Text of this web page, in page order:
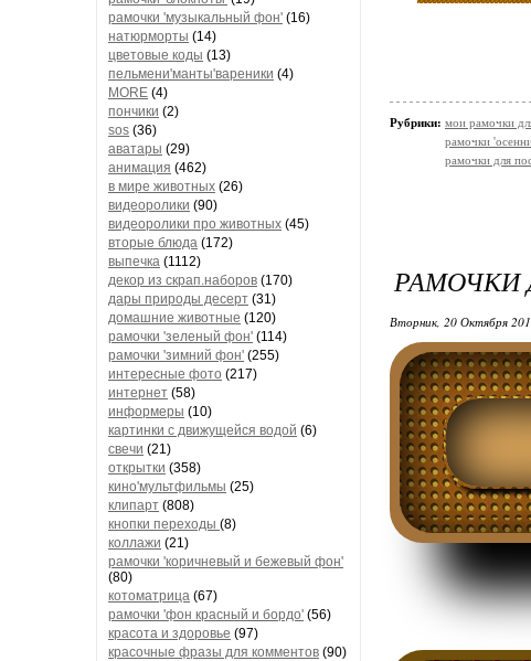
рамочки 'музыкальный фон' (16)
натюрморты (14)
цветовые коды (13)
пельмени'манты'вареники (4)
MORE (4)
пончики (2)
sos (36)
аватары (29)
анимация (462)
в мире животных (26)
видеоролики (90)
видеоролики про животных (45)
вторые блюда (172)
выпечка (1112)
декор из скрап.наборов (170)
дары природы десерт (31)
домашние животные (120)
рамочки 'зеленый фон' (114)
рамочки 'зимний фон' (255)
интересные фото (217)
интернет (58)
информеры (10)
картинки с движущейся водой (6)
свечи (21)
открытки (358)
кино'мультфильмы (25)
клипарт (808)
кнопки переходы (8)
коллажи (21)
рамочки 'коричневый и бежевый фон'
(80)
котоматрица (67)
рамочки 'фон красный и бордо' (56)
красота и здоровье (97)
красочные фразы для комментов (90)
Рубрики: мои рамочки
рамочки
рамочки для
РАМОЧКИ
Вторник, 20 Октября